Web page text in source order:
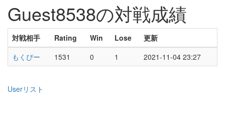
Guest8538の対戦成績
対戦相手 Rating Win Lose
更新
もくぴー
1531 0 1 2021-11-04 23:27
Userリスト